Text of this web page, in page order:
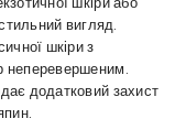
вигляд.
шкіри з
неперевершеним.
додатковий захист